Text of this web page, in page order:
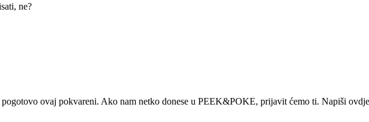
ne?
ovaj pokvareni. Ako nam netko donese u PEEK&POKE, prijavit ćemo ti. Napiši